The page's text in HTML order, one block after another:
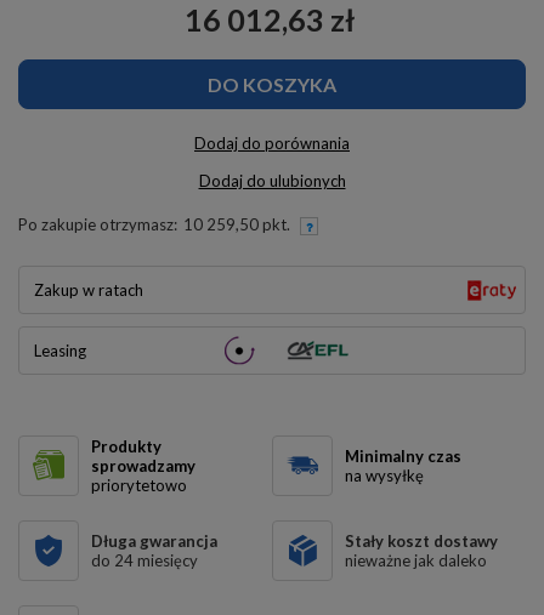
16 012,63 zł
DO KOSZYKA
Dodaj do porównania
Dodaj do ulubionych
Po zakupie otrzymasz: 10 259,50 pkt.
Zakup w ratach
Leasing
Produkty
sprowadzamy
priorytetowo
Minimalny czas
na wysyłkę
Długa gwarancja
do 24 miesięcy
Stały koszt dostawy
nieważne jak daleko